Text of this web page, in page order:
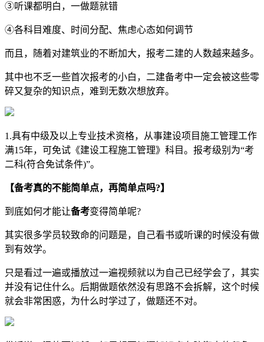
③听课都明白，一做题就错
④各科目难度、时间分配、焦虑心态如何调节
而且，随着对建筑业的不断加大，报考二建的人数越来越多。
其中也不乏一些首次报考的小白，二建备考中一定会被这些零
碎又复杂的知识点，难到无数次想放弃。
1.具有中级及以上专业技术资格，从事建设项目施工管理工作
满15年，可免试《建设工程施工管理》科目。报考级别为“考
二科(符合免试条件)”。
【备考真的不能简单点，再简单点吗?】
到底如何才能让备考变得简单呢?
其实很多学员较致命的问题是，自己看书或听课的时候没有做
到有效学。
只是看过一遍或播放过一遍视频就以为自己已经学会了，其实
并没有记住什么。后期做题依然没有思路不会拆解，这个时候
就会非常困惑，为什么时学过了，做题还不对。